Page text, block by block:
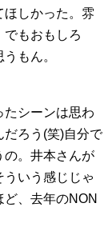
ほしかった。雰
でもおもしろ
もん。
たシーンは思わ
ろう(笑)自分で
の。井本さんが
いう感じじゃ
、去年のNON